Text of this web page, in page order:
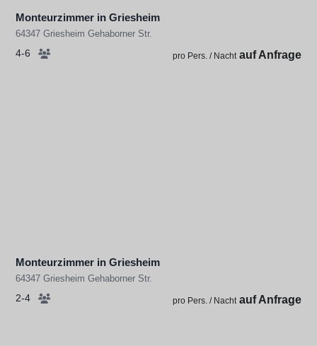
Monteurzimmer in Griesheim
64347 Griesheim Gehaborner Str.
4-6 pro Pers. / Nacht auf Anfrage
Monteurzimmer in Griesheim
64347 Griesheim Gehaborner Str.
2-4 pro Pers. / Nacht auf Anfrage